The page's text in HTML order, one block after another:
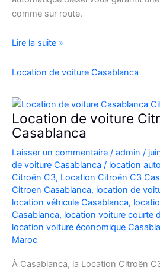
comme sur route.
Location
208
Diesel
à
Casablanca
Louer
Facilement
Lire la suite »
Location de voiture Casablanca
Location de voiture
Casablanca
Laisser un commentaire / admin /
de voiture Casablanca / location
Citroën C3, Location Citroën C3
Citroen Casablanca, location de
location véhicule Casablanca,
Casablanca, location voiture courte
location voiture économique
Maroc
À Casablanca, la Location Citroën